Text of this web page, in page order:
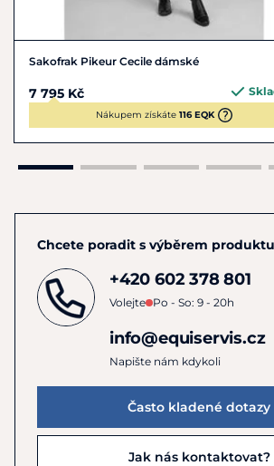
Sakofrak Pikeur Cecile dámské
7 795 Kč
Nákupem získáte 116 EQK
Chcete poradit s výběrem
+420 602 378 801
Volejte Po - So: 9 - 20h
info@equiservis.cz
Napište nám kdykoli
Často kladené dotazy
Jak nás kontaktovat?